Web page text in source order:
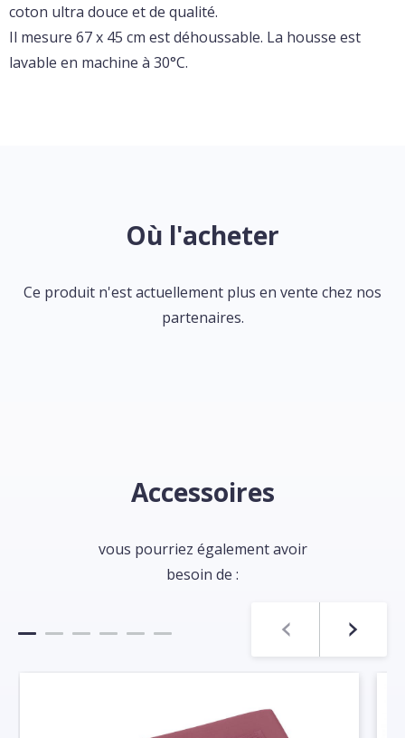
coton ultra douce et de qualité.
Il mesure 67 x 45 cm est déhoussable. La housse est
lavable en machine à 30°C.
Où l'acheter
Ce produit n'est actuellement plus en vente chez nos
partenaires.
Accessoires
vous pourriez également avoir
besoin de :